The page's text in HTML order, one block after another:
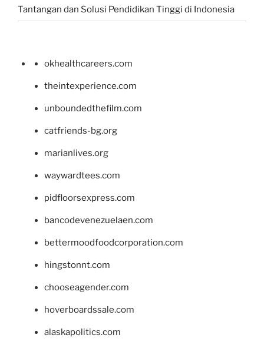
Tantangan dan Solusi Pendidikan Tinggi di Indonesia
okhealthcareers.com
theintexperience.com
unboundedthefilm.com
catfriends-bg.org
marianlives.org
waywardtees.com
pidfloorsexpress.com
bancodevenezuelaen.com
bettermoodfoodcorporation.com
hingstonnt.com
chooseagender.com
hoverboardssale.com
alaskapolitics.com